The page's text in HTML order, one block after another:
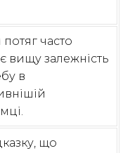
потяг часто
вищу залежність
в
що